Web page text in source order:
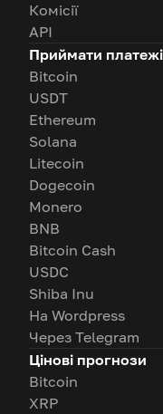
Комісії
API
Приймати платежі
Bitcoin
USDT
Ethereum
Solana
Litecoin
Dogecoin
Monero
BNB
Bitcoin Cash
USDC
Shiba Inu
На Wordpress
Через Telegram
Цінові прогнози
Bitcoin
XRP